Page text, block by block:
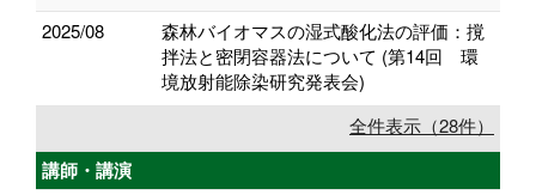
2025/08
森林バイオマスの湿式酸化法の評価：撹
拌法と密閉容器法について (第14回 環
境放射能除染研究発表会)
全件表示（28件）
講師・講演